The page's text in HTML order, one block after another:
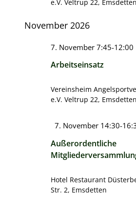
e.V. Veltrup 22,
November 2026
Arbeitseinsatz
7. November 7:45-12:00
Vereinsheim
e.V. Veltrup 22,
Außerordentliche
Hervorgehoben
7. November 14:30-
Hotel Restaurant
Str. 2, Emsdetten